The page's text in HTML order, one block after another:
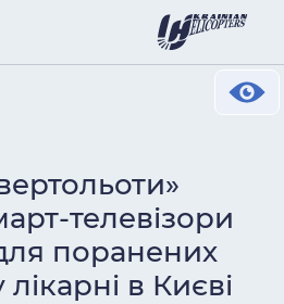
телевізори
поранених
в Києві